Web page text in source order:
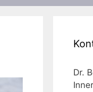
Dr.